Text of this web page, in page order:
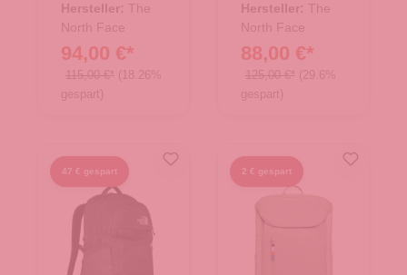
Hersteller: The
North Face
94,00 €*
115,00 €* (18.26%
gespart)
Hersteller: The
North Face
88,00 €*
125,00 €* (29.6%
gespart)
47 € gespart 2 € gespart